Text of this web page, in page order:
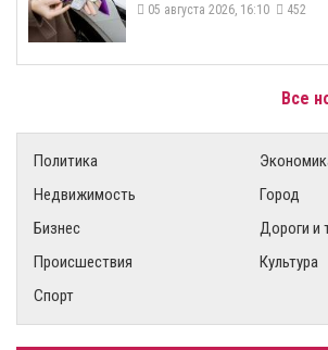
05 августа 2026, 16:10 452
Все
Политика
Недвижимость
Город
Бизнес
Дороги и
Происшествия
Культура
Спорт